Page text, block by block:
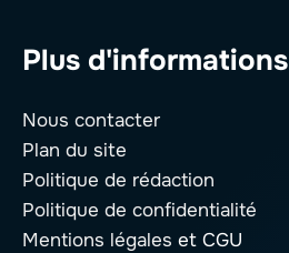
Plus d'informations
Nous contacter
Plan du site
Politique de rédaction
Politique de confidentialité
Mentions légales et CGU